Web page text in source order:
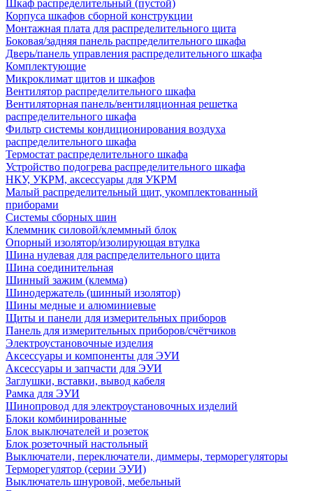
Шкаф распределительный (пустой)
Корпуса шкафов сборной конструкции
Монтажная плата для распределительного щита
Боковая/задняя панель распределительного шкафа
Дверь/панель управления распределительного шкафа
Комплектующие
Микроклимат щитов и шкафов
Вентилятор распределительного шкафа
Вентиляторная панель/вентиляционная решетка
распределительного шкафа
Фильтр системы кондиционирования воздуха
распределительного шкафа
Термостат распределительного шкафа
Устройство подогрева распределительного шкафа
НКУ, УКРМ, аксессуары для УКРМ
Малый распределительный щит, укомплектованный
приборами
Системы сборных шин
Клеммник силовой/клеммный блок
Опорный изолятор/изолирующая втулка
Шина нулевая для распределительного щита
Шина соединительная
Шинный зажим (клемма)
Шинодержатель (шинный изолятор)
Шины медные и алюминиевые
Щиты и панели для измерительных приборов
Панель для измерительных приборов/счётчиков
Электроустановочные изделия
Аксессуары и компоненты для ЭУИ
Аксессуары и запчасти для ЭУИ
Заглушки, вставки, вывод кабеля
Рамка для ЭУИ
Шинопровод для электроустановочных изделий
Блоки комбинированные
Блок выключателей и розеток
Блок розеточный настольный
Выключатели, переключатели, диммеры, терморегуляторы
Терморегулятор (серии ЭУИ)
Выключатель шнуровой, мебельный